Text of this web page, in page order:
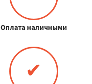
Оплата наличными
✔